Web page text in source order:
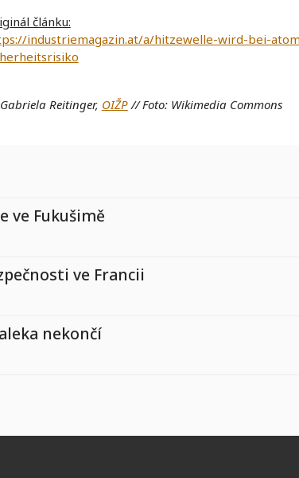
článku:
industriemagazin.at/a/hitzewelle-wird-bei-
Gabriela Reitinger, OIŽP // Foto: Wikimedia Commons
ve Fukušimě
ve Francii
nekončí